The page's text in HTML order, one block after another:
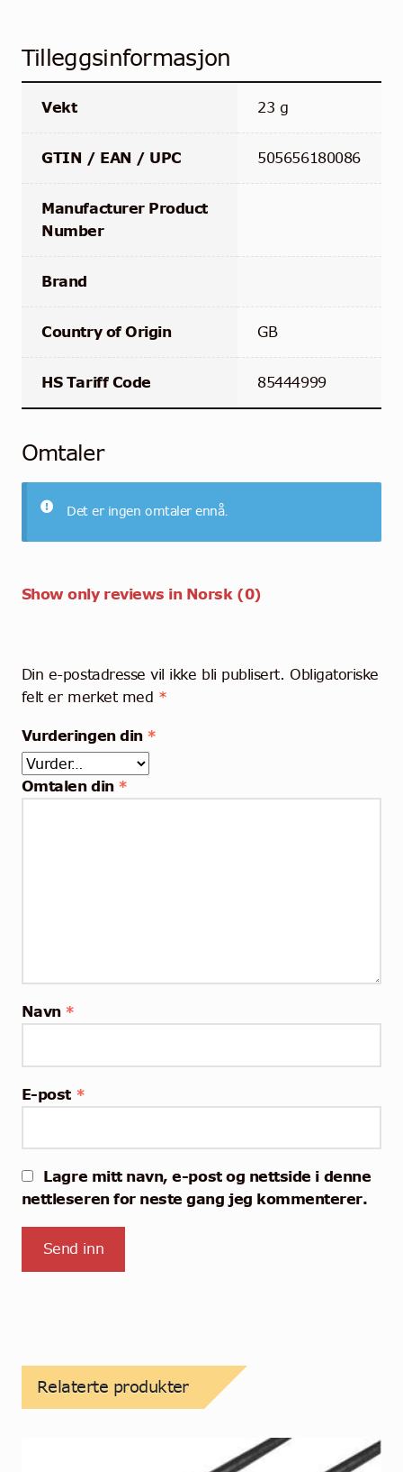
Tilleggsinformasjon
Vekt 23 g
GTIN / EAN / UPC 505656180086
Manufacturer Product
Number
Brand
Country of Origin GB
HS Tariff Code 85444999
Omtaler
Det er ingen omtaler ennå.
Show only reviews in Norsk (0)
Din e-postadresse vil ikke bli publisert. Obligatoriske
felt er merket med *
Vurderingen din *
Omtalen din *
Navn *
E-post *
Lagre mitt navn, e-post og nettside i denne
nettleseren for neste gang jeg kommenterer.
Relaterte produkter